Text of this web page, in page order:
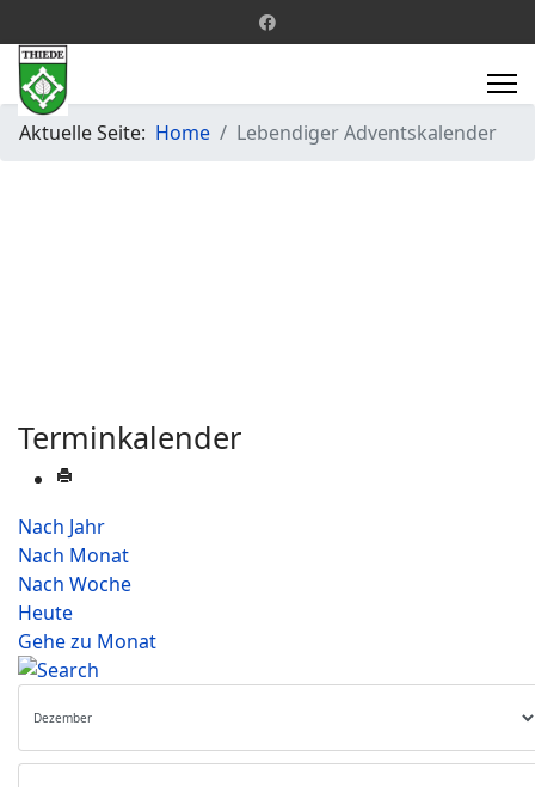
Aktuelle Seite: Home Lebendiger Adventskalender
Terminkalender
Nach Jahr
Nach Monat
Nach Woche
Heute
Gehe zu Monat